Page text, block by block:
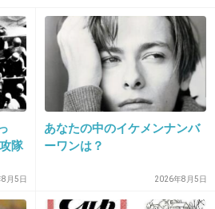
々は戦利品獲得に夢中なんでしょ
見ているような気持ちです、え
+18 -20
隊
月5日
あなたの中のイケメンナンバ
ーワンは？
2026年8月5日